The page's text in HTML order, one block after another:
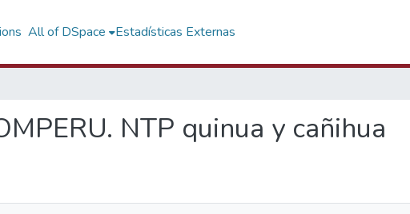
All of DSpace Estadísticas Externas
NTP quinua y cañihua